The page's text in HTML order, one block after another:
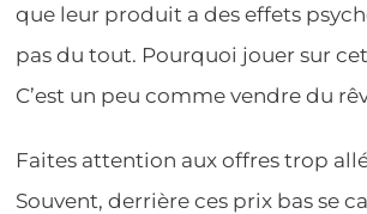
que leur produit a des effets
pas du tout. Pourquoi jouer sur
C’est un peu comme vendre du
Faites attention aux offres trop
Souvent, derrière ces prix bas se